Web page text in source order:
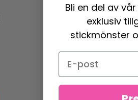
99511
Bli en del av
exklusiv
stickmönster